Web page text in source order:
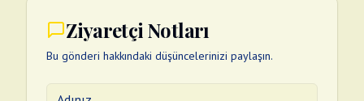
Ziyaretçi Notları
Bu gönderi hakkındaki düşüncelerinizi paylaşın.